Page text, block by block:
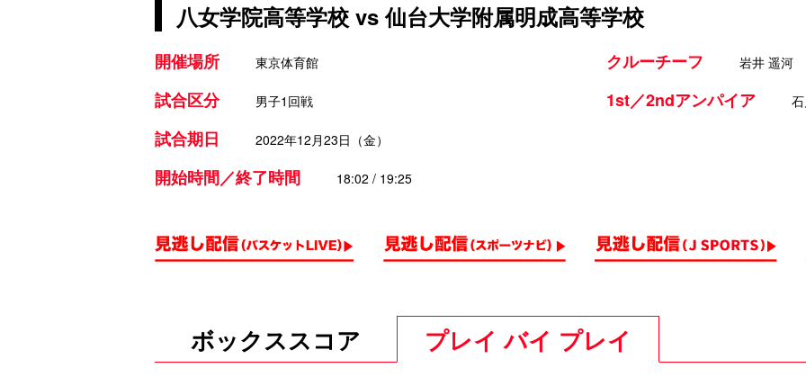
八女学院高等学校 vs 仙台大学附属明成高等学校
開催場所 東京体育館
試合区分 男子1回戦
試合期日 2022年12月23日（金）
開始時間／終了時間 18:02 / 19:25
クルーチーフ 岩井 遥河
1st／2ndアンパイア
ボックススコア プレイ バイ プレイ